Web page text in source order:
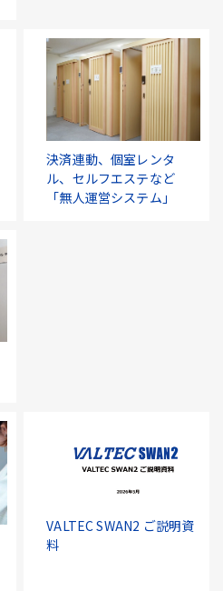
決済連動、個室レンタ
ル、セルフエステなど
「無人運営システム」
VALTEC SWAN2 ご説明資
料